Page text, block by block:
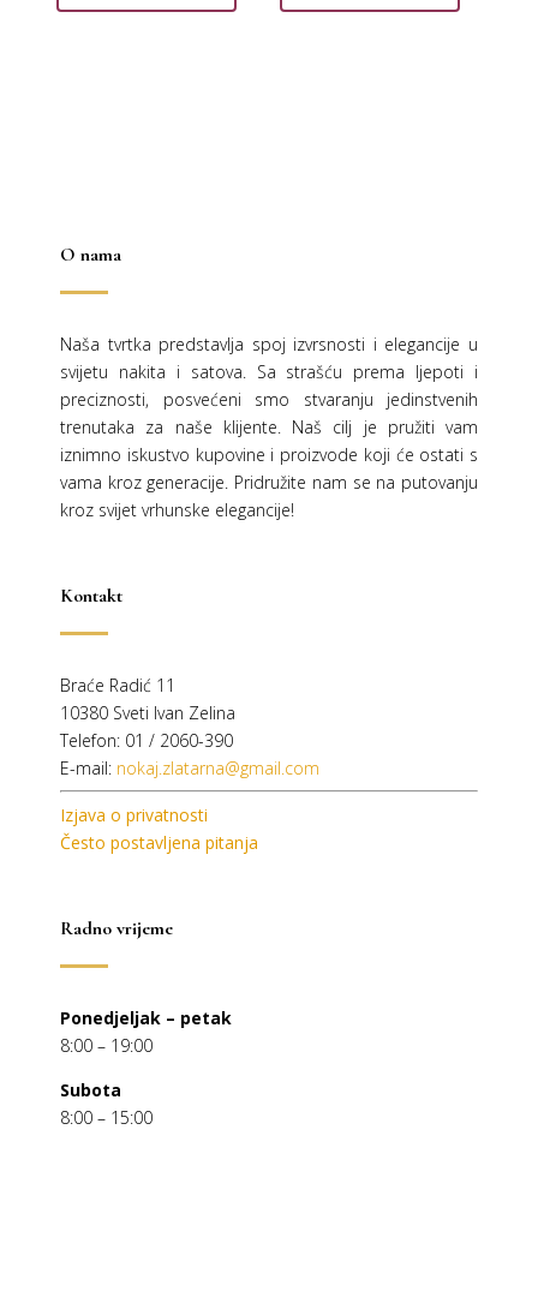
bila
je:
bila
je:
O nama
Naša tvrtka predstavlja spoj izvrsnosti i elegancije u
svijetu nakita i satova. Sa strašću prema ljepoti i
preciznosti, posvećeni smo stvaranju jedinstvenih
trenutaka za naše klijente. Naš cilj je pružiti vam
iznimno iskustvo kupovine i proizvode koji će ostati s
vama kroz generacije. Pridružite nam se na putovanju
kroz svijet vrhunske elegancije!
Kontakt
Braće Radić 11
10380 Sveti Ivan Zelina
Telefon: 01 / 2060-390
E-mail: nokaj.zlatarna@gmail.com
Izjava o privatnosti
Često postavljena pitanja
Radno vrijeme
Ponedjeljak – petak
8:00 – 19:00
Subota
8:00 – 15:00